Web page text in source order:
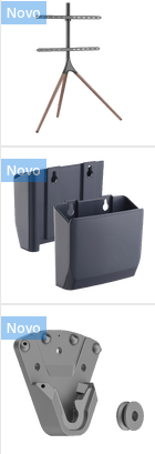
kavu
pribor
materijal
i kutije
Novo
Novo
Novo